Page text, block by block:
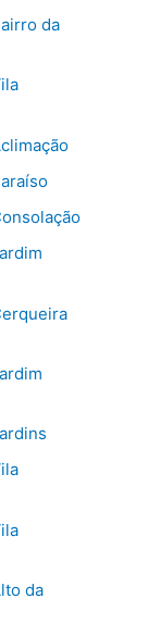
da
da